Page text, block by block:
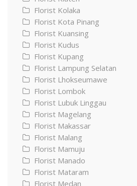
Florist Kolaka
Florist Kota Pinang
Florist Kuansing
Florist Kudus
Florist Kupang
Florist Lampung Selatan
Florist Lhokseumawe
Florist Lombok
Florist Lubuk Linggau
Florist Magelang
Florist Makassar
Florist Malang
Florist Mamuju
Florist Manado
Florist Mataram
Florist Medan